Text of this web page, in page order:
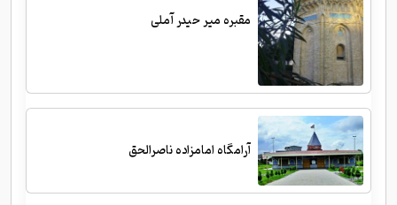
مقبره میر حیدر آملی
آرامگاه امامزاده ناصرالحق